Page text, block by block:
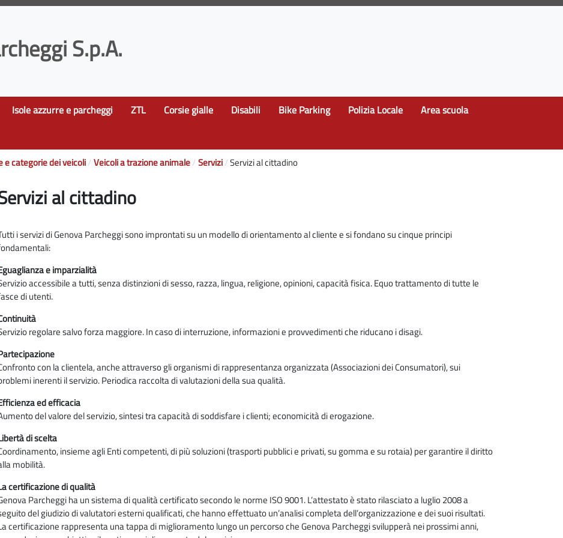
S.p.A.
Isole azzurre e parcheggi ZTL Corsie gialle Disabili Bike Parking Polizia Locale
Area scuola
e categorie dei veicoli Veicoli a trazione animale Servizi Servizi al cittadino
al cittadino
i servizi di Genova Parcheggi sono improntati su un modello di orientamento al cliente e si fondano su cinque principi
e imparzialità
accessibile a tutti, senza distinzioni di sesso, razza, lingua, religione, opinioni, capacità fisica. Equo trattamento di tutte le
di utenti.
regolare salvo forza maggiore. In caso di interruzione, informazioni e provvedimenti che riducano i disagi.
con la clientela, anche attraverso gli organismi di rappresentanza organizzata (Associazioni dei Consumatori), sui
inerenti il servizio. Periodica raccolta di valutazioni della sua qualità.
ed efficacia
del valore del servizio, sintesi tra capacità di soddisfare i clienti; economicità di erogazione.
di scelta
insieme agli Enti competenti, di più soluzioni (trasporti pubblici e privati, su gomma e su rotaia) per garantire il diritto
mobilità.
certificazione di qualità
Parcheggi ha un sistema di qualità certificato secondo le norme ISO 9001. L’attestato è stato rilasciato a luglio 2008 a
del giudizio di valutatori esterni qualificati, che hanno effettuato un’analisi completa dell’organizzazione e dei suoi risultati.
certificazione rappresenta una tappa di miglioramento lungo un percorso che Genova Parcheggi svilupperà nei prossimi anni,